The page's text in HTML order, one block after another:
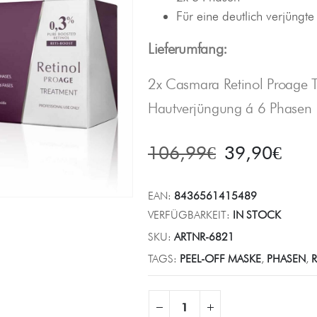
Für eine deutlich
Lieferumfang:
2x Casmara Retinol Proage
Hautverjüngung á 6 Phasen
106,99€ 39,90€
EAN: 8436561415489
VERFÜGBARKEIT: IN STOCK
SKU:ARTNR-6821
TAGS: PEEL-OFF MASKE, PHASEN,